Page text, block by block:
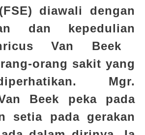
diawali dengan
dan kepedulian
Van Beek
orang sakit yang
Mgr.
Beek peka pada
setia pada gerakan